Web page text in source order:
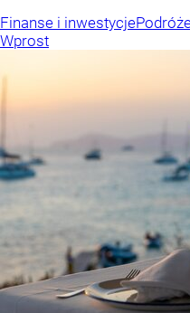
Finanse i inwestycje
Wprost